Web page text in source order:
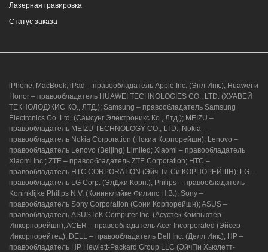
Лазерная гравировка
Статус заказа
iPhone, MacBook, iPad – правообладатель Apple Inc. (Эпл Инк.); Huawei и
Honor – правообладатель HUAWEI TECHNOLOGIES CO., LTD. (ХУАВЕЙ
ТЕКНОЛОДЖИС КО., ЛТД.); Samsung – правообладатель Samsung
Electronics Co. Ltd. (Самсунг Электроникс Ко., Лтд.); MEIZU –
правообладатель MEIZU TECHNOLOGY CO., LTD.; Nokia –
правообладатель Nokia Corporation (Нокиа Корпорейшн); Lenovo –
правообладатель Lenovo (Beijing) Limited; Xiaomi – правообладатель
Xiaomi Inc.; ZTE – правообладатель ZTE Corporation; HTC –
правообладатель HTC CORPORATION (Эйч-Ти-Си КОРПОРЕЙШН); LG –
правообладатель LG Corp. (ЭлДжи Корп.); Philips – правообладатель
Koninklijke Philips N.V. (Конинклийке Филипс Н.В.); Sony –
правообладатель Sony Corporation (Сони Корпорейшн); ASUS –
правообладатель ASUSTeK Computer Inc. (Асустек Компьютер
Инкорпорейшн); ACER – правообладатель Acer Incorporated (Эйсер
Инкорпорейтед); DELL – правообладатель Dell Inc. (Делл Инк.); HP –
правообладатель HP Hewlett-Packard Group LLC (ЭйчПи Хьюлетт-